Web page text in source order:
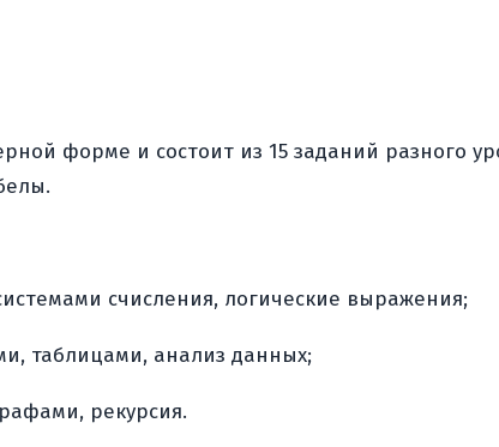
форме и состоит из 15 заданий разного
счисления, логические выражения;
таблицами, анализ данных;
рекурсия.